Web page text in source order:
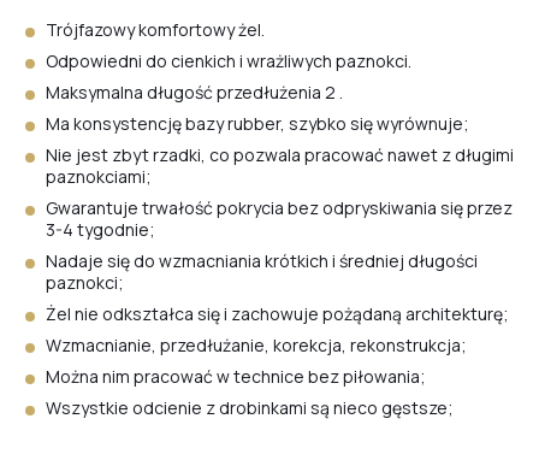
#33
#31
#34
#32
Trójfazowy komfortowy żel.
Odpowiedni do cienkich i wrażliwych paznokci.
Maksymalna długość przedłużenia 2 .
Ma konsystencję bazy rubber, szybko się wyrównuje;
Nie jest zbyt rzadki, co pozwala pracować nawet z długimi
paznokciami;
Gwarantuje trwałość pokrycia bez odpryskiwania się przez
3-4 tygodnie;
Nadaje się do wzmacniania krótkich i średniej długości
paznokci;
Żel nie odkształca się i zachowuje pożądaną architekturę;
Wzmacnianie, przedłużanie, korekcja, rekonstrukcja;
Można nim pracować w technice bez piłowania;
Wszystkie odcienie z drobinkami są nieco gęstsze;